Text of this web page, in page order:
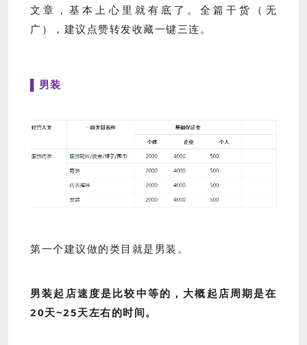
文章，基本上心里就有底了。全篇干货（无
广），建议点赞转发收藏一键三连。
▌男装
第一个建议做的类目就是男装。
男装起店速度是比较中等的，大概起店周期是在
20天~25天左右的时间。